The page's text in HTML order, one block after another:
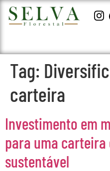
Tag:
carteira
Investimento em
para uma
sustentável